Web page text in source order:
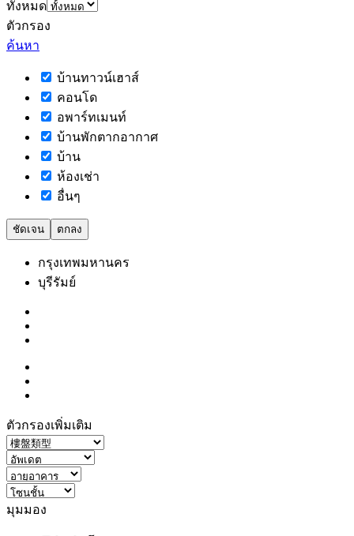
ทั้งหมด
ตัวกรอง
ค้นหา
บ้านทาวน์เฮาส์
คอนโด
อพาร์ทเมนท์
บ้านพักตากอากาศ
บ้าน
ห้องเช่า
อื่นๆ
ชัดเจน ตกลง
กรุงเทพมหานคร
บุรีรัมย์
ตัวกรองเพิ่มเติม
มุมมอง